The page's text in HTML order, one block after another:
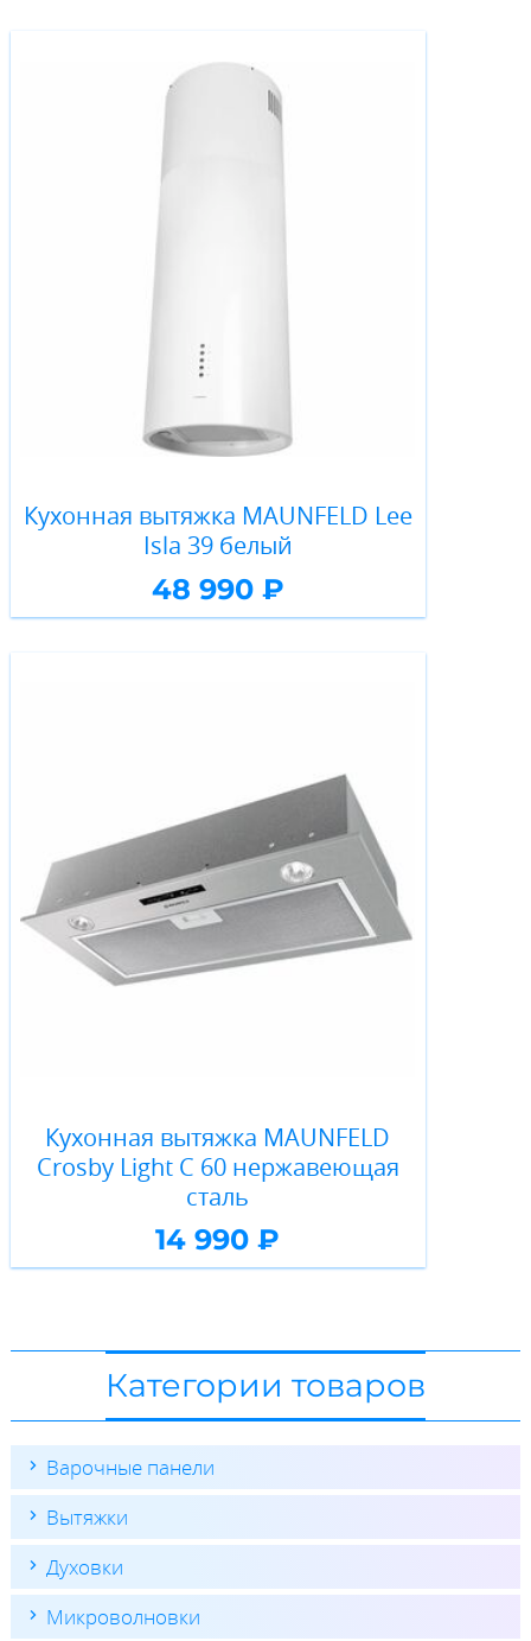
Кухонная вытяжка MAUNFELD Lee
Isla 39 белый
48 990 ₽
Кухонная вытяжка MAUNFELD
Crosby Light C 60 нержавеющая
сталь
14 990 ₽
Категории товаров
Варочные панели
Вытяжки
Духовки
Микроволновки